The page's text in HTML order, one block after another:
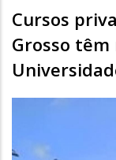
Cursos
Grosso têm